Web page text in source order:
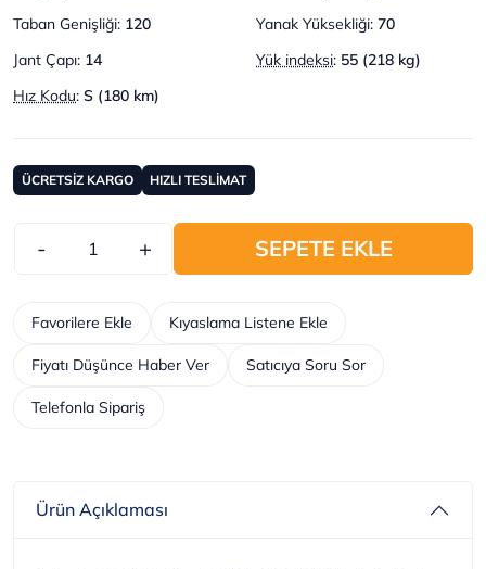
Taban Genişliği: 120 Yanak Yüksekliği: 70
Jant Çapı: 14 Yük indeksi: 55 (218 kg)
Hız Kodu: S (180 km)
ÜCRETSİZ KARGO HIZLI TESLİMAT
- + SEPETE EKLE
Telefonla Sipariş
Kıyaslama Listene Ekle
Favorilere Ekle
Fiyatı Düşünce Haber Ver Satıcıya Soru Sor
Ürün Açıklaması